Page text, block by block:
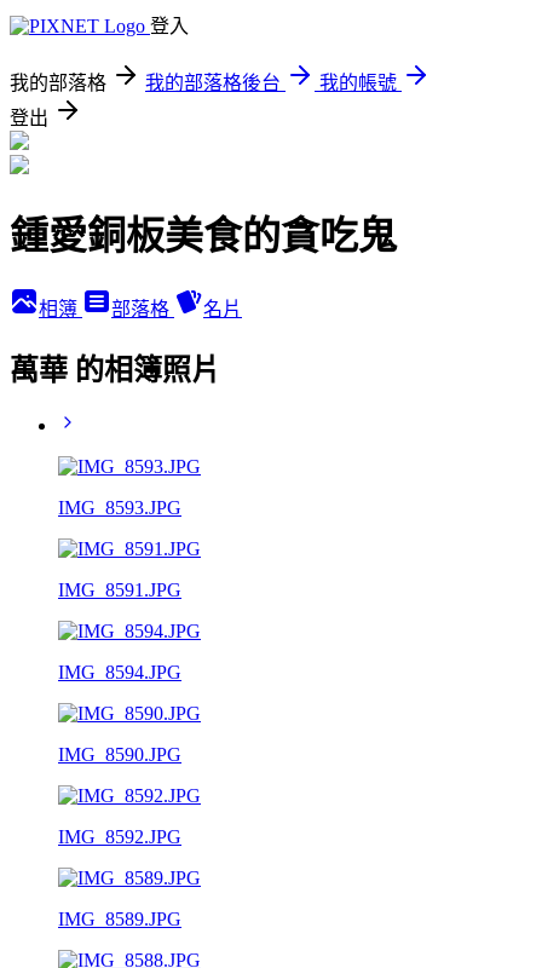
登入
我的部落格 我的部落格後台
我的帳號
登出
鍾愛銅板美食的貪吃鬼
相簿 部落格 名片
萬華 的相簿照片
IMG_8593.JPG
IMG_8591.JPG
IMG_8594.JPG
IMG_8590.JPG
IMG_8592.JPG
IMG_8589.JPG